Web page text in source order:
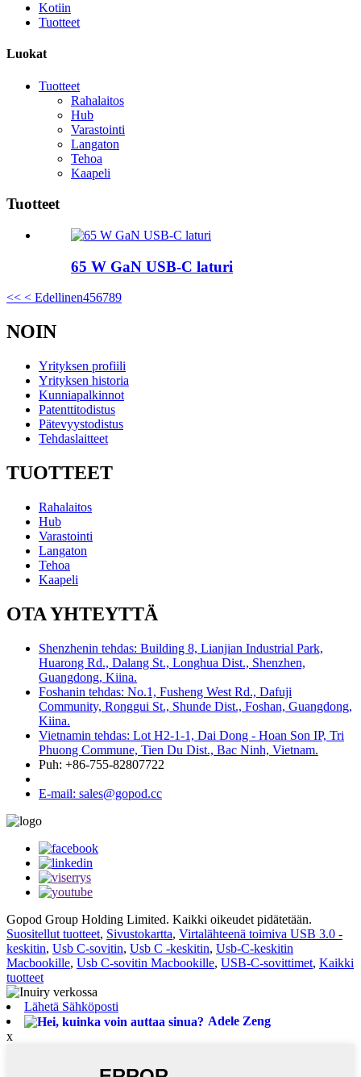
Kotiin
Tuotteet
Luokat
Tuotteet
Rahalaitos
Hub
Varastointi
Langaton
Tehoa
Kaapeli
Tuotteet
65 W GaN USB-C laturi
<< < Edellinen456789
NOIN
Yrityksen profiili
Yrityksen historia
Kunniapalkinnot
Patenttitodistus
Pätevyystodistus
Tehdaslaitteet
TUOTTEET
Rahalaitos
Hub
Varastointi
Langaton
Tehoa
Kaapeli
OTA YHTEYTTÄ
Shenzhenin tehdas: Building 8, Lianjian Industrial Park,
Huarong Rd., Dalang St., Longhua Dist., Shenzhen,
Guangdong, Kiina.
Foshanin tehdas: No.1, Fusheng West Rd., Dafuji
Community, Ronggui St., Shunde Dist., Foshan, Guangdong,
Kiina.
Vietnamin tehdas: Lot H2-1-1, Dai Dong - Hoan Son IP, Tri
Phuong Commune, Tien Du Dist., Bac Ninh, Vietnam.
Puh: +86-755-82807722
E-mail: sales@gopod.cc
Gopod Group Holding Limited. Kaikki oikeudet pidätetään.
Suositellut tuotteet, Sivustokartta, Virtalähteenä toimiva USB 3.0 -
keskitin, Usb C-sovitin, Usb C -keskitin, Usb-C-keskitin
Macbookille, Usb C-sovitin Macbookille, USB-C-sovittimet, Kaikki
tuotteet
Lähetä Sähköposti
Adele Zeng
x